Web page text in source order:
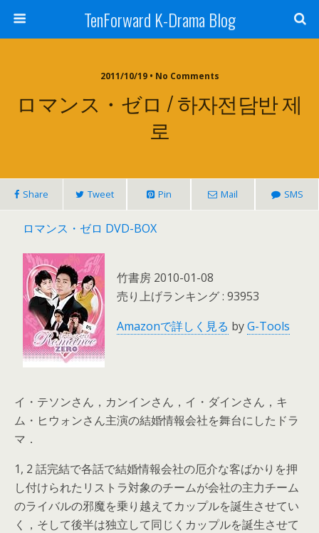
TenForward K-Drama Blog
2011/10/19 • No Comments
ロマンス・ゼロ / 하자전담반 제
로
Share Tweet Pin Mail SMS
ロマンス・ゼロ DVD-BOX
竹書房 2010-01-08
売り上げランキング : 93953
Amazonで詳しく見る byG-Tools
イ・テソンさん，カンインさん，イ・ダインさん，キ
ム・ヒウォンさん主演の結婚情報会社を舞台にしたドラ
マ．
1, 2 話完結で各話で結婚情報会社の厄介な客ばかりを押
し付けられたリストラ対象のチームが会社の主力チーム
のライバルの邪魔を乗り越えてカップルを誕生させてい
く，そして後半は独立して同じくカップルを誕生させて